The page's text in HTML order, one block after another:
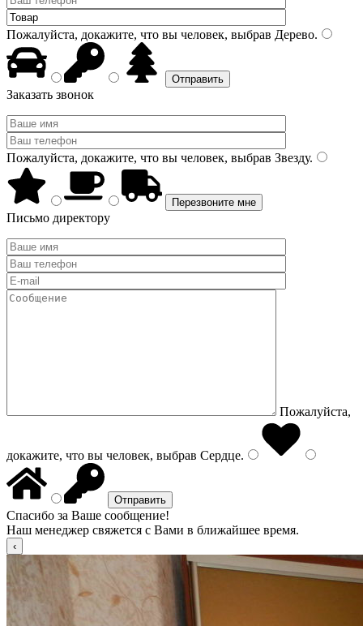
Пожалуйста, докажите, что вы человек, выбрав Дерево.
Заказать звонок
Пожалуйста, докажите, что вы человек, выбрав Звезду.
Письмо директору
Пожалуйста,
докажите, что вы человек, выбрав Сердце.
Спасибо за Ваше сообщение!
Наш менеджер свяжется с Вами в ближайшее время.